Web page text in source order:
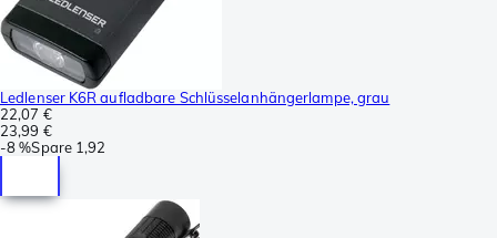
Ledlenser K6R aufladbare Schlüsselanhängerlampe, grau
22,07 €
23,99 €
-8 %Spare 1,92